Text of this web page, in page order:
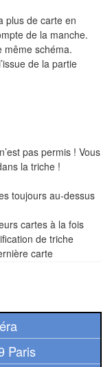
plus de carte en
de la manche.
même schéma.
de la partie
pas permis ! Vous
la triche !
toujours au-dessus
cartes à la fois
de triche
carte
Paris